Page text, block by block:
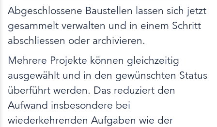
Abgeschlossene Baustellen lassen sich jetzt
gesammelt verwalten und in einem Schritt
abschliessen oder archivieren.
Mehrere Projekte können gleichzeitig
ausgewählt und in den gewünschten Status
überführt werden. Das reduziert den
Aufwand insbesondere bei
wiederkehrenden Aufgaben wie der